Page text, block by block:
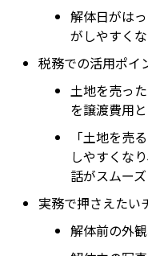
解体日がは
がしやすく
税務での活用ポイ
土地を売っ
を譲渡費用
「土地を売
しやすくな
話がスムー
実務で押さえたい
解体前の外